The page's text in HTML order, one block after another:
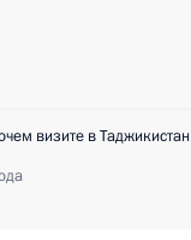
визите в Таджикистан